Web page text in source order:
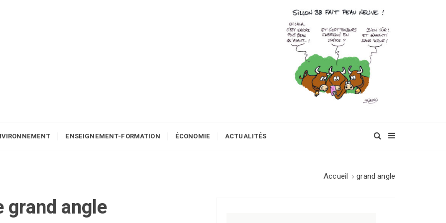
ENSEIGNEMENT-FORMATION ÉCONOMIE ACTUALITÉS
Accueil grand angle
grand angle